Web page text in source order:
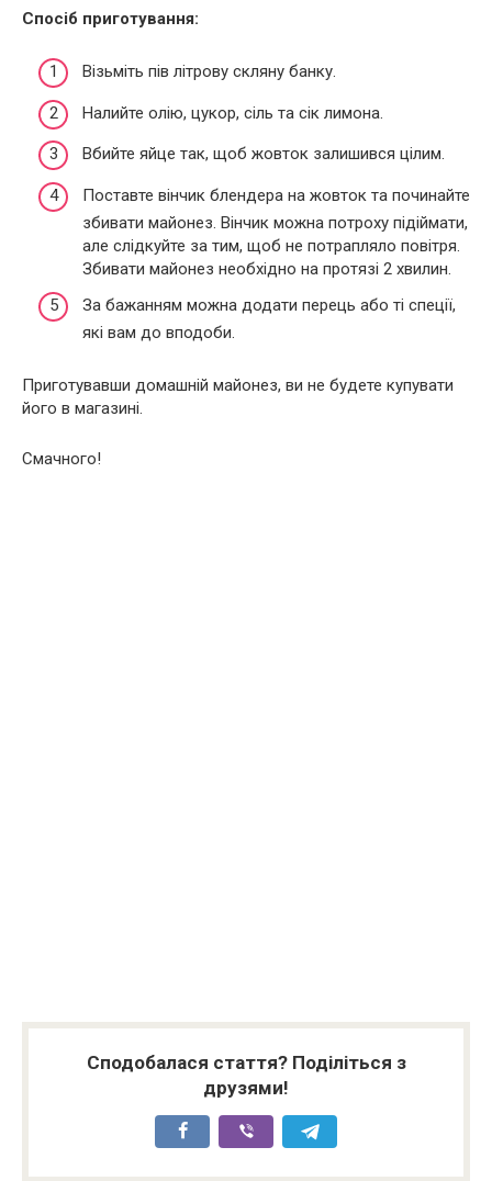
Спосіб приготування:
Візьміть пів літрову скляну банку.
Налийте олію, цукор, сіль та сік лимона.
Вбийте яйце так, щоб жовток залишився цілим.
Поставте вінчик блендера на жовток та починайте
збивати майонез. Вінчик можна потроху підіймати,
але слідкуйте за тим, щоб не потрапляло повітря.
Збивати майонез необхідно на протязі 2 хвилин.
За бажанням можна додати перець або ті спеції,
які вам до вподоби.
Приготувавши домашній майонез, ви не будете купувати
його в магазині.
Смачного!
Сподобалася стаття? Поділіться з
друзями!